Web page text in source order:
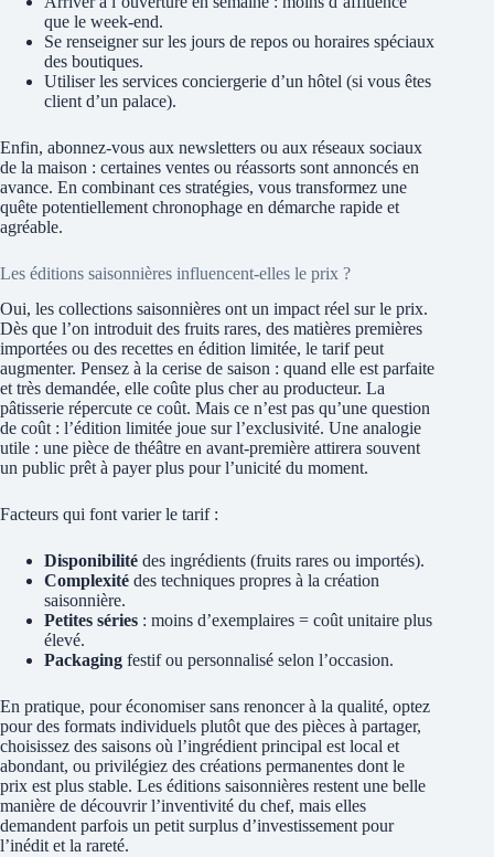
que le week‑end.
Se renseigner sur les jours de repos ou horaires spéciaux
des boutiques.
Utiliser les services conciergerie d’un hôtel (si vous êtes
client d’un palace).
Enfin, abonnez‑vous aux newsletters ou aux réseaux sociaux
de la maison : certaines ventes ou réassorts sont annoncés en
avance. En combinant ces stratégies, vous transformez une
quête potentiellement chronophage en démarche rapide et
agréable.
Les éditions saisonnières influencent-elles le prix ?
Oui, les collections saisonnières ont un impact réel sur le prix.
Dès que l’on introduit des fruits rares, des matières premières
importées ou des recettes en édition limitée, le tarif peut
augmenter. Pensez à la cerise de saison : quand elle est parfaite
et très demandée, elle coûte plus cher au producteur. La
pâtisserie répercute ce coût. Mais ce n’est pas qu’une question
de coût : l’édition limitée joue sur l’exclusivité. Une analogie
utile : une pièce de théâtre en avant‑première attirera souvent
un public prêt à payer plus pour l’unicité du moment.
Facteurs qui font varier le tarif :
Disponibilité des ingrédients (fruits rares ou importés).
Complexité des techniques propres à la création
saisonnière.
Petites séries : moins d’exemplaires = coût unitaire plus
élevé.
Packaging festif ou personnalisé selon l’occasion.
En pratique, pour économiser sans renoncer à la qualité, optez
pour des formats individuels plutôt que des pièces à partager,
choisissez des saisons où l’ingrédient principal est local et
abondant, ou privilégiez des créations permanentes dont le
prix est plus stable. Les éditions saisonnières restent une belle
manière de découvrir l’inventivité du chef, mais elles
demandent parfois un petit surplus d’investissement pour
l’inédit et la rareté.